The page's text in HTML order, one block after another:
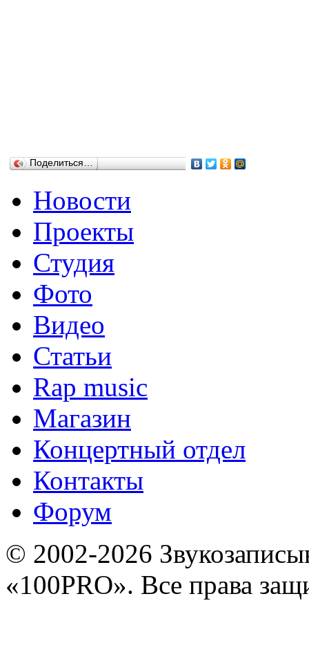
Поделиться…
Новости
Проекты
Студия
Фото
Видео
Статьи
Rap music
Магазин
Концертный отдел
Контакты
Форум
© 2002-2026
«100PRO». Все права